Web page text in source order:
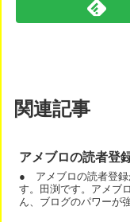
関連記事
アメブロの読者登
● アメブロの読者登録
す。田渕です。アメブ
ん、ブログのパワーが